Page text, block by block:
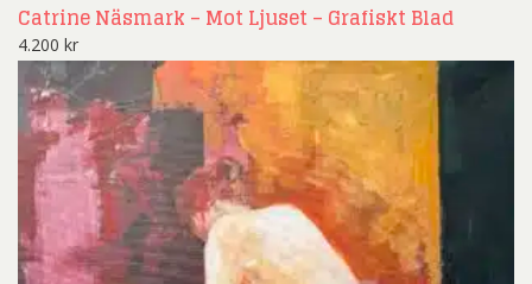
Catrine Näsmark – Mot Ljuset – Grafiskt Blad
4.200 kr